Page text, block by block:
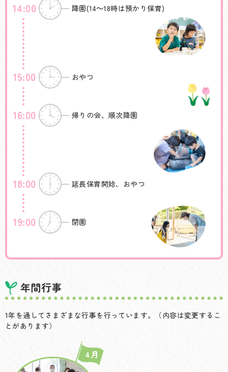
14:00 降園(14～18時は預かり保育)
15:00 おやつ
16:00 帰りの会、順次降園
18:00 延長保育開始、おやつ
19:00 閉園
年間行事
1年を通してさまざまな行事を行っています。（内容は変更するこ
とがあります）
4月